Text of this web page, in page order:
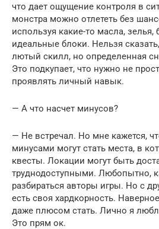
что дает ощущение контроля в
монстра можно отлететь без
используя какие-то масла,
идеальные блоки. Нельзя
лютый скилл, но определенная
Это подкупает, что нужно не
проявлять личный навык.
— А что насчет минусов?
— Не встречал. Но мне кажется,
минусами могут стать места, в
квесты. Локации могут быть
труднодоступными. Любопытно,
разбираться авторы игры. Но с
есть своя хардкорность.
даже плюсом стать. Лично я
Это прям ок.